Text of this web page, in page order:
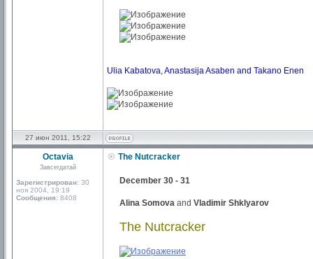
Ulia Kabatova, Anastasija Asaben and Takano Enen
27 июн 2011, 15:22
Octavia
Завсегдатай
Зарегистрирован: 30
ноя 2004, 19:19
Сообщения: 8408
The Nutcracker
December 30 - 31
Alina Somova and Vladimir Shklyarov
The Nutcracker